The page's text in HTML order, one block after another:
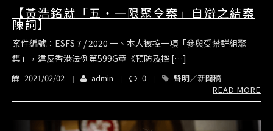
【黃浩銘就「五‧一限聚令案」自辯之結案
陳詞】
案件編號：ESFS 7 / 2020 一、本人被控一項「參與受禁群組聚
集」，違反香港法例第599G章《預防及控 […]
2021/02/02 admin 0
聲明／新聞稿
READ MORE